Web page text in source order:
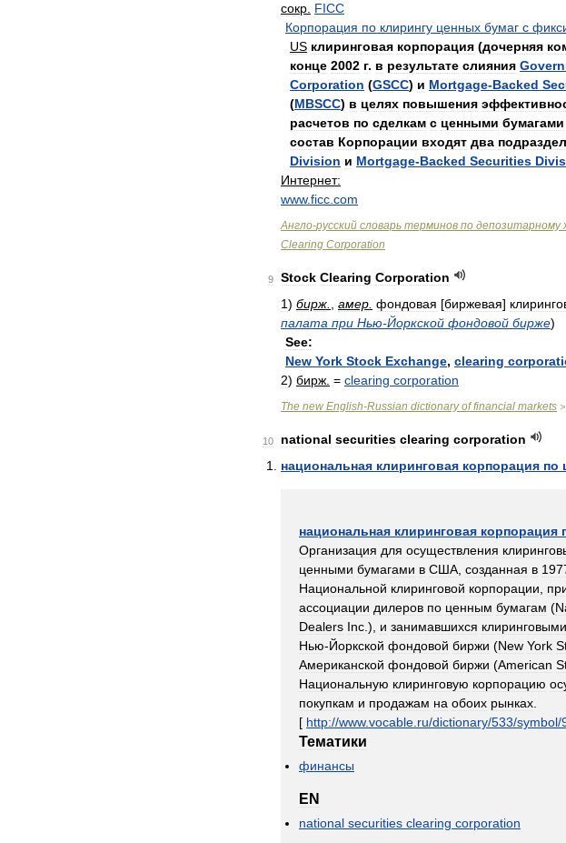
сокр FICC
Корпорация по клирингу ценных бумаг с
US клиринговая корпорация (дочерняя
конце 2002 г. в результате слияния
Corporation (GSCC) и Mortgage-Backed
(MBSCC) в целях повышения
расчетов по сделкам с ценными бумагами
состав Корпорации входят два
Division и Mortgage-Backed Securities
Интернет:
www.ficc com
Англо-русский словарь терминов по депозитарному
Clearing Corporation
9 Stock Clearing Corporation
1) бирж амер фондовая [биржевая]
палата при Нью-Йоркской фондовой бирже)
See:
New York Stock Exchange, clearing
2) бирж = clearing corporation
The new English-Russian dictionary of financial markets >
10 national securities clearing corporation
национальная клиринговая корпорация по
национальная клиринговая корпорация
Организация для осуществления
ценными бумагами в США созданная в
Национальной клиринговой корпорации
ассоциации дилеров по ценным бумагам (
Dealers Inc .), и занимавшихся клиринговыми
Нью-Йоркской фондовой биржи (New York
Американской фондовой биржи (American
Национальную клиринговую корпорацию
покупкам и продажам на обоих рынках
[ http://www.vocable ru/dictionary/533/symbol/
Тематики
финансы
EN
national securities clearing corporation